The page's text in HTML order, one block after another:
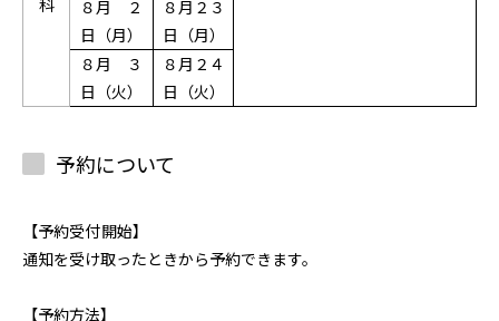
８月 ２
日（月）
８月２３
日（月）
８月 ３
日（火）
８月２４
日（火）
予約について
【予約受付開始】
通知を受け取ったときから予約できます。
【予約方法】